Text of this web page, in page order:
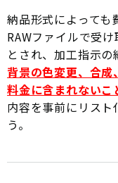
納品形式によっても
RAWファイルで受
とされ、加工指示の
背景の色変更、合
料金に含まれないこ
内容を事前にリスト
う。